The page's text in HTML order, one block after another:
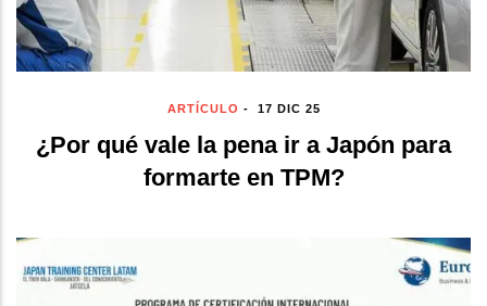
ARTÍCULO - 17 DIC 25
¿Por qué vale la pena ir a Japón para
formarte en TPM?